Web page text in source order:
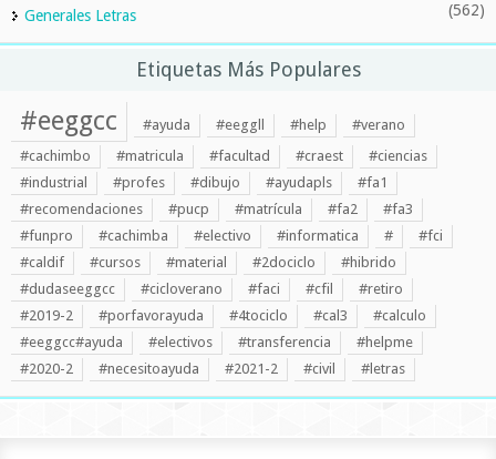
Generales Letras (562)
Etiquetas Más Populares
#eeggcc #ayuda #eeggll #help
#verano
#cachimbo
#matricula #facultad #craest
#ciencias
#industrial
#profes #dibujo #ayudapls
#fa1
#recomendaciones
#pucp #matrícula #fa2
#fa3
#funpro
#cachimba #electivo #informatica #
#fci
#caldif
#cursos #material #2dociclo
#hibrido
#dudaseeggcc
#cicloverano #faci #cfil
#retiro
#2019-2
#porfavorayuda #4tociclo #cal3
#calculo
#eeggcc#ayuda
#electivos #transferencia
#helpme
#2020-2
#necesitoayuda #2021-2 #civil #letras